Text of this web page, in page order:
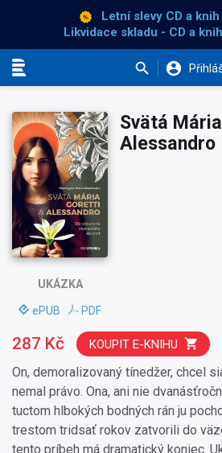
Letní slevy CD a knih
Likvidace skladu - CD a
UKÁZKA
ePUB PDF
Svätá
Alessandro
On, demoralizovaný tínedžer, chcel
nemal právo. Ona, ani nie
tuctom hlbokých bodných rán ju
trestom tridsať rokov zatvorili do
tento príbeh má dramatický koniec.
287 Kč KOUPIT E-KNIHU